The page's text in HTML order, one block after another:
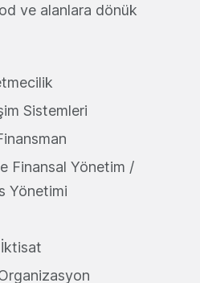
ve alanlara dönük
Sistemleri
Finansal Yönetim /
Yönetimi